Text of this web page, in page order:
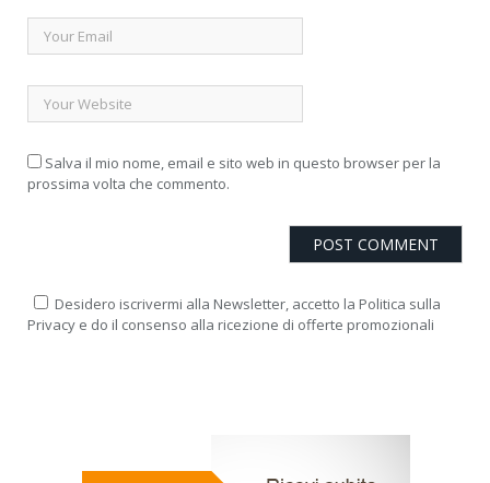
Salva il mio nome, email e sito web in questo browser per la
prossima volta che commento.
Desidero iscrivermi alla Newsletter, accetto la Politica sulla
Privacy e do il consenso alla ricezione di offerte promozionali